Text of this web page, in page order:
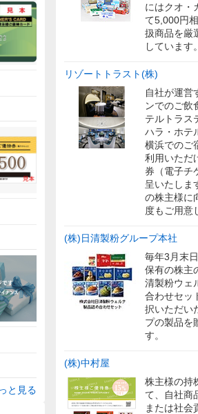
と見る
にはクオ・
て5,000円
扱商品を厳
しています。
リゾートトラスト(株)
自社が運営
ンでのご飲
テルトラス
ハラ・ホテ
横浜でのご
利用いただ
券（電子チ
呈いたしま
の株主様に
度もご用意
(株)日清製粉グループ本社
毎年3月末
保有の株主
清製粉ウェ
合わせセッ
択いただい
プの製品を
す。
(株)中村屋
株主様の持
て、自社商
または社会